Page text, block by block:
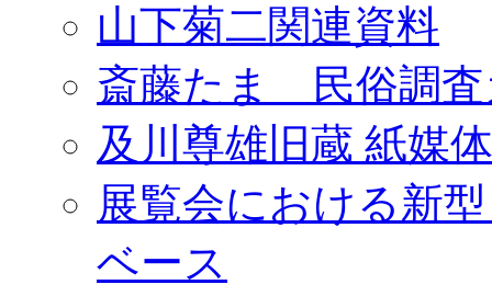
山下菊二関連資料
斎藤たま 民俗調査
及川尊雄旧蔵 紙媒
展覧会における新
ベース